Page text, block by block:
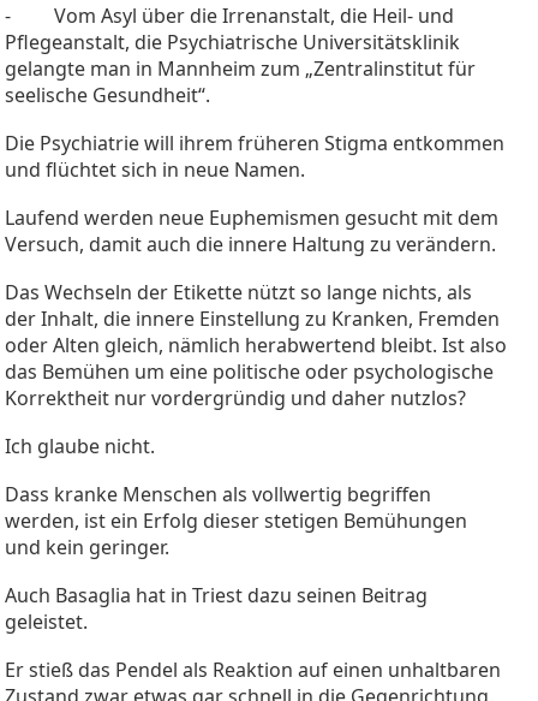
- Vom Asyl über die Irrenanstalt, die Heil- und
Pflegeanstalt, die Psychiatrische Universitätsklinik
gelangte man in Mannheim zum „Zentralinstitut für
seelische Gesundheit“.
Die Psychiatrie will ihrem früheren Stigma entkommen
und flüchtet sich in neue Namen.
Laufend werden neue Euphemismen gesucht mit dem
Versuch, damit auch die innere Haltung zu verändern.
Das Wechseln der Etikette nützt so lange nichts, als
der Inhalt, die innere Einstellung zu Kranken, Fremden
oder Alten gleich, nämlich herabwertend bleibt. Ist also
das Bemühen um eine politische oder psychologische
Korrektheit nur vordergründig und daher nutzlos?
Ich glaube nicht.
Dass kranke Menschen als vollwertig begriffen
werden, ist ein Erfolg dieser stetigen Bemühungen
und kein geringer.
Auch Basaglia hat in Triest dazu seinen Beitrag
geleistet.
Er stieß das Pendel als Reaktion auf einen unhaltbaren